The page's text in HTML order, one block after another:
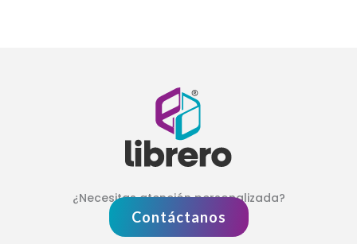
¿Necesitas atención personalizada?
Contáctanos